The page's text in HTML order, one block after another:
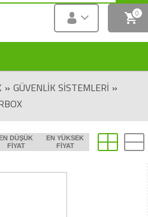
0
» GÜVENLİK SİSTEMLERİ »
DÜŞÜK
FIYAT
EN YÜKSEK
FIYAT